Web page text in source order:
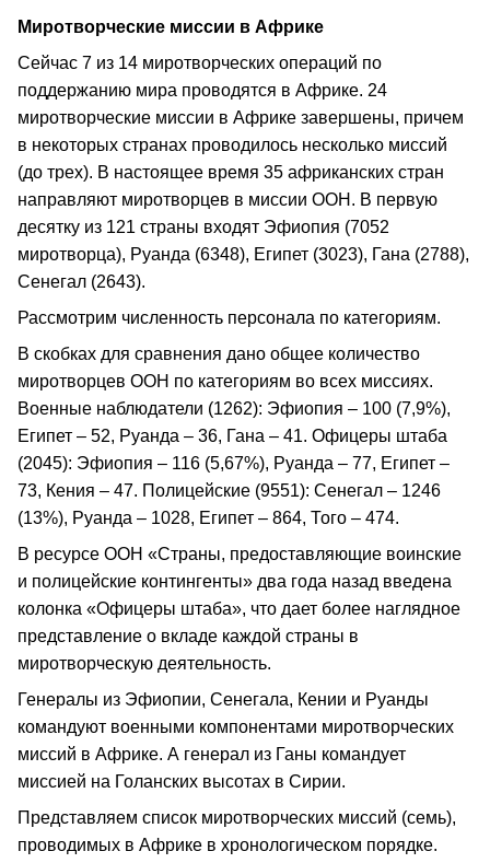
Миротворческие миссии в Африке
Сейчас 7 из 14 миротворческих операций по
поддержанию мира проводятся в Африке. 24
миротворческие миссии в Африке завершены, причем
в некоторых странах проводилось несколько миссий
(до трех). В настоящее время 35 африканских стран
направляют миротворцев в миссии ООН. В первую
десятку из 121 страны входят Эфиопия (7052
миротворца), Руанда (6348), Египет (3023), Гана (2788),
Сенегал (2643).
Рассмотрим численность персонала по категориям.
В скобках для сравнения дано общее количество
миротворцев ООН по категориям во всех миссиях.
Военные наблюдатели (1262): Эфиопия – 100 (7,9%),
Египет – 52, Руанда – 36, Гана – 41. Офицеры штаба
(2045): Эфиопия – 116 (5,67%), Руанда – 77, Египет –
73, Кения – 47. Полицейские (9551): Сенегал – 1246
(13%), Руанда – 1028, Египет – 864, Того – 474.
В ресурсе ООН «Страны, предоставляющие воинские
и полицейские контингенты» два года назад введена
колонка «Офицеры штаба», что дает более наглядное
представление о вкладе каждой страны в
миротворческую деятельность.
Генералы из Эфиопии, Сенегала, Кении и Руанды
командуют военными компонентами миротворческих
миссий в Африке. А генерал из Ганы командует
миссией на Голанских высотах в Сирии.
Представляем список миротворческих миссий (семь),
проводимых в Африке в хронологическом порядке.